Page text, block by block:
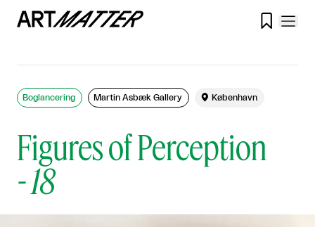

Figures of Perception
-18
Boglancering Martin Asbæk Gallery  København